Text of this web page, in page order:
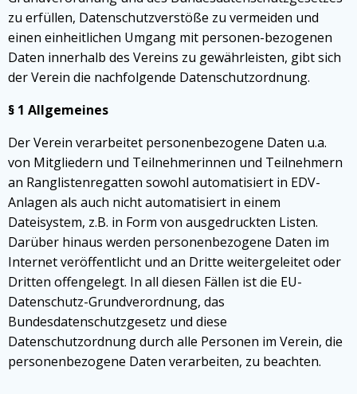
zu erfüllen, Datenschutzverstöße zu vermeiden und
einen einheitlichen Umgang mit personen-bezogenen
Daten innerhalb des Vereins zu gewährleisten, gibt sich
der Verein die nachfolgende Datenschutzordnung.
§ 1 Allgemeines
Der Verein verarbeitet personenbezogene Daten u.a.
von Mitgliedern und Teilnehmerinnen und Teilnehmern
an Ranglistenregatten sowohl automatisiert in EDV-
Anlagen als auch nicht automatisiert in einem
Dateisystem, z.B. in Form von ausgedruckten Listen.
Darüber hinaus werden personenbezogene Daten im
Internet veröffentlicht und an Dritte weitergeleitet oder
Dritten offengelegt. In all diesen Fällen ist die EU-
Datenschutz-Grundverordnung, das
Bundesdatenschutzgesetz und diese
Datenschutzordnung durch alle Personen im Verein, die
personenbezogene Daten verarbeiten, zu beachten.